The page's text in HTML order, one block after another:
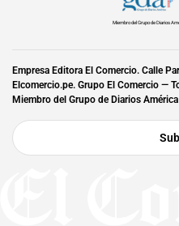
Miembro del Grupo de Diarios
Empresa Editora El Comercio. Calle
Elcomercio.pe. Grupo El Comercio —
Miembro del Grupo de Diarios América